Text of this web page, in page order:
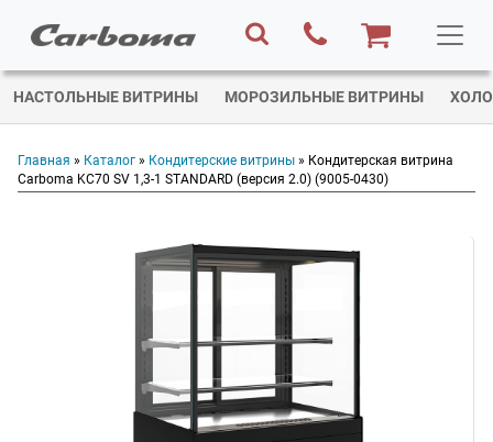
НАСТОЛЬНЫЕ ВИТРИНЫ МОРОЗИЛЬНЫЕ ВИТРИНЫ
Главная » Каталог » Кондитерские витрины » Кондитерская витрина
Carboma KC70 SV 1,3-1 STANDARD (версия 2.0) (9005-0430)